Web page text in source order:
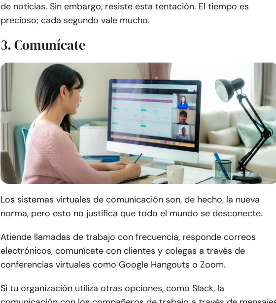
de noticias. Sin embargo, resiste esta tentación. El tiempo es
precioso; cada segundo vale mucho.
3. Comunícate
Los sistemas virtuales de comunicación son, de hecho, la nueva
norma, pero esto no justifica que todo el mundo se desconecte.
Atiende llamadas de trabajo con frecuencia, responde correos
electrónicos, comunícate con clientes y colegas a través de
conferencias virtuales como Google Hangouts o Zoom.
Si tu organización utiliza otras opciones, como Slack, la